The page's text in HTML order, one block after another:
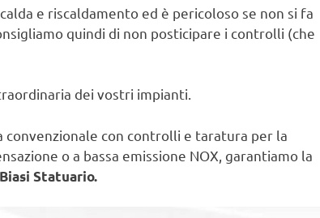
e riscaldamento ed è pericoloso se non si fa
quindi di non posticipare i controlli (che
dei vostri impianti.
convenzionale con controlli e taratura per la
o a bassa emissione NOX, garantiamo la
Statuario.